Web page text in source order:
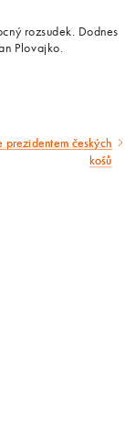
rozsudek. Dodnes
Plovajko.
prezidentem českých
košů